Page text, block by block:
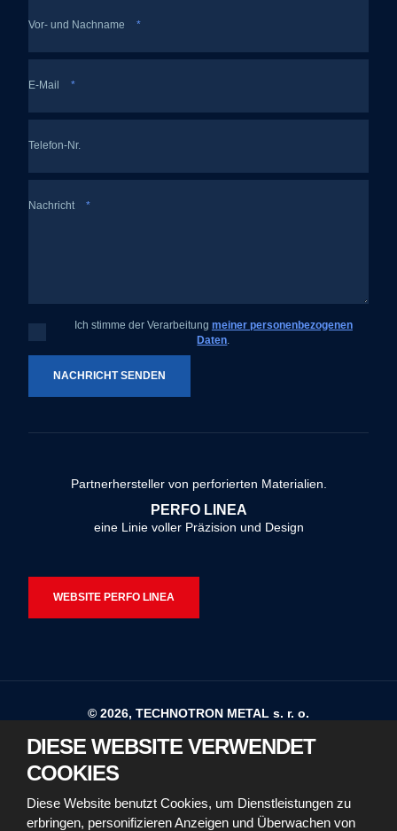
Vor- und Nachname *
E-Mail *
Telefon-Nr.
Nachricht *
stimme
der
Verarbeitungmeiner
Daten.
Ich stimme der Verarbeitung meiner personenbezogenen
Daten
NACHRICHT SENDEN
nicht
werden
Partnerhersteller von perforierten Materialien.
PERFO LINEA
eine Linie voller Präzision und Design
WEBSITE PERFO LINEA
© 2026, TECHNOTRON METAL s. r. o.
Sitemap Nutzungsbedingungen
Richtlinien für die Verwendung von Cookies
DIESE WEBSITE VERWENDET
COOKIES
Diese Website benutzt Cookies, um Dienstleistungen zu
erbringen, personifizieren Anzeigen und Überwachen von